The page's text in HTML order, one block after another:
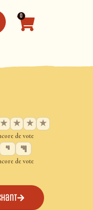
0
★ ★ ★ ★
de vote
de vote